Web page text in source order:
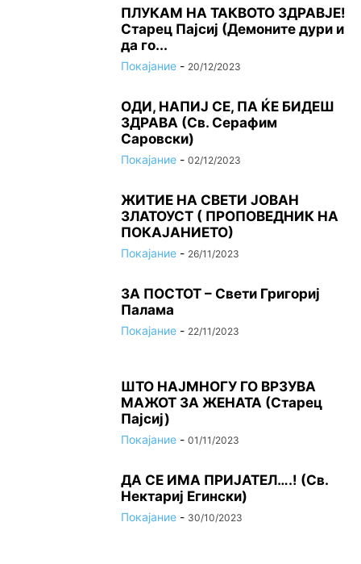
ПЛУКАМ НА ТАКВОТО ЗДРАВЈЕ!
Старец Пајсиј (Демоните дури и
да го...
Покајание - 20/12/2023
ОДИ, НАПИЈ СЕ, ПА ЌЕ БИДЕШ
ЗДРАВА (Св. Серафим
Саровски)
Покајание - 02/12/2023
ЖИТИЕ НА СВЕТИ ЈОВАН
ЗЛАТОУСТ ( ПРОПОВЕДНИК НА
ПОКАЈАНИЕТО)
Покајание - 26/11/2023
ЗА ПОСТОТ – Свети Григориј
Палама
Покајание - 22/11/2023
ШТО НАЈМНОГУ ГО ВРЗУВА
МАЖОТ ЗА ЖЕНАТА (Старец
Пајсиј)
Покајание - 01/11/2023
ДА СЕ ИМА ПРИЈАТЕЛ….! (Св.
Нектариј Егински)
Покајание - 30/10/2023